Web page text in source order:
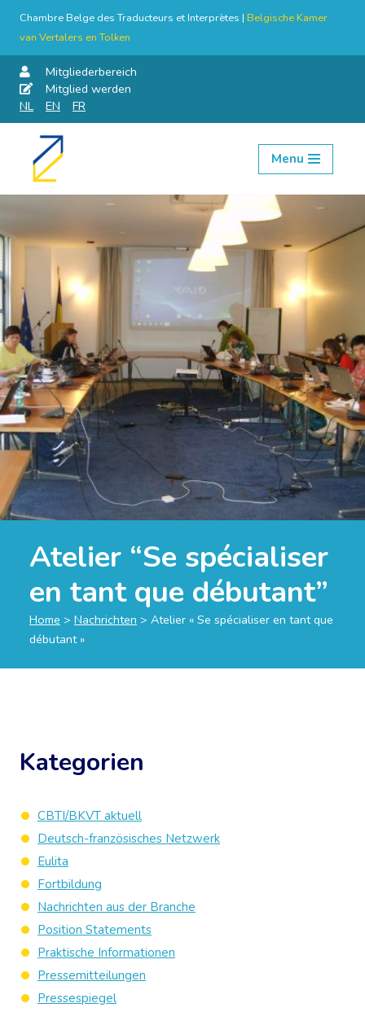
Chambre Belge des Traducteurs et Interprètes | Belgische Kamer
van Vertalers en Tolken
Mitgliederbereich
Mitglied werden
NL
EN FR
Skip
Menu
Atelier “Se spécialiser
en tant que débutant”
Home > Nachrichten > Atelier « Se spécialiser en tant que
débutant »
Kategorien
CBTI/BKVT aktuell
Deutsch-französisches Netzwerk
Eulita
Fortbildung
Nachrichten aus der Branche
Position Statements
Praktische Informationen
Pressemitteilungen
Pressespiegel